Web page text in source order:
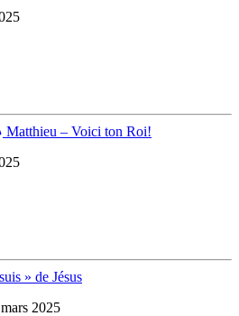
Matthieu – Voici ton Roi!
» de Jésus
2025